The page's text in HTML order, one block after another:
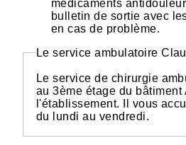
médicaments
bulletin de sortie avec
en cas de problème.
Le service ambulatoire
Le service de chirurgie
au 3ème étage du bâtiment
l'établissement. Il vous
du lundi au vendredi.